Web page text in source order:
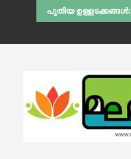
പുതിയ ഉള്ളടക്കങ്ങൾ: